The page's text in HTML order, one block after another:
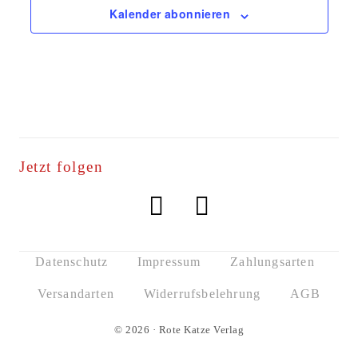
Kalender abonnieren
Jetzt folgen
Datenschutz Impressum Zahlungsarten
Versandarten Widerrufsbelehrung AGB
© 2026 · Rote Katze Verlag